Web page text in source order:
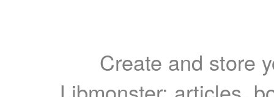
Create and store